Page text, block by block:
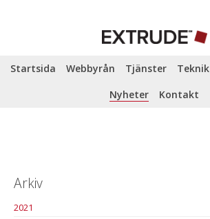
Startsida Webbyrån Tjänster Teknik
Nyheter
Kontakt
Arkiv
2021